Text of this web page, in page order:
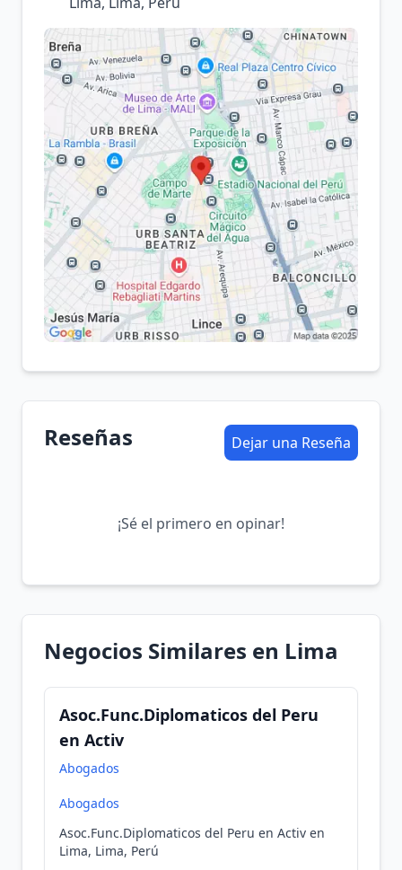
Reseñas Dejar una Reseña
¡Sé el primero en opinar!
Negocios Similares en Lima
Asoc.Func.Diplomaticos del Peru
en Activ
Abogados
Abogados
Asoc.Func.Diplomaticos del Peru en Activ en
Lima, Lima, Perú